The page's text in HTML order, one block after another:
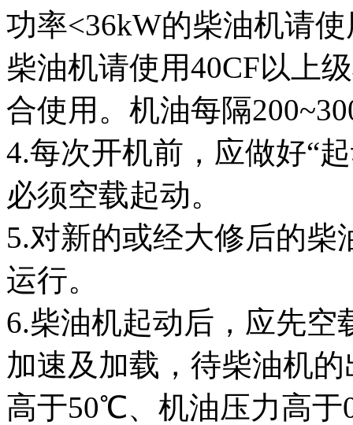
功率<36kW的柴油机请
柴油机请使用40CF以上
合使用。机油每隔
4.每次开机前，应做好“
必须空载起动。
5.对新的或经大修后的柴
运行。
6.柴油机起动后，应先空
加速及加载，待柴油机
高于50℃、机油压力高于